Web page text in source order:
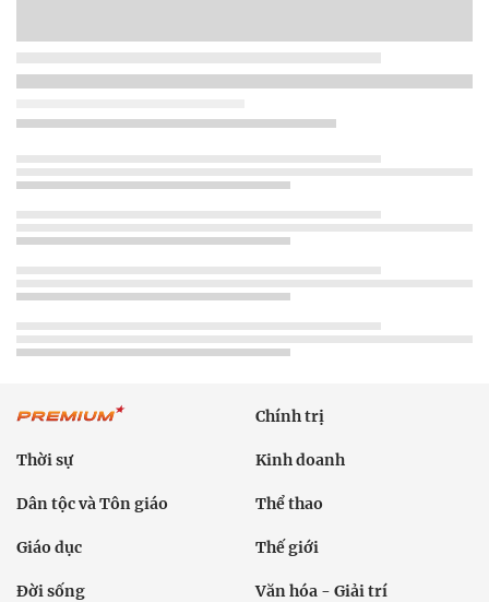
Chính trị
Thời sự Kinh doanh
Dân tộc và Tôn giáo Thể thao
Giáo dục Thế giới
Đời sống Văn hóa - Giải trí